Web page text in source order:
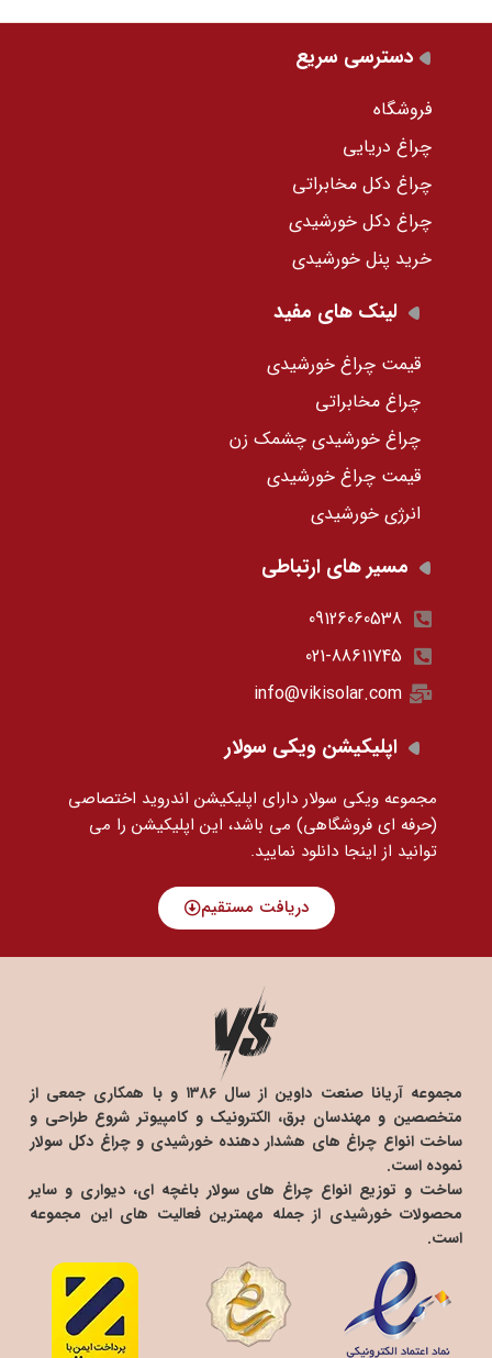
دسترسی سریع
فروشگاه
چراغ دریایی
چراغ دکل مخابراتی
چراغ دکل خورشیدی
خرید پنل خورشیدی
لینک های مفید
قیمت چراغ خورشیدی
چراغ مخابراتی
چراغ خورشیدی چشمک زن
قیمت چراغ خورشیدی
انرژی خورشیدی
مسیر های ارتباطی
09126060538
021-88611745
info@vikisolar.com
اپلیکیشن ویکی سولار
مجموعه ویکی سولار دارای اپلیکیشن اندروید اختصاصی
(حرفه ای فروشگاهی) می باشد، این اپلیکیشن را می
توانید از اینجا دانلود نمایید.
دریافت مستقیم
مجموعه آریانا صنعت داوین از سال ۱۳۸۶ و با همکاری جمعی از
متخصصین و مهندسان برق، الکترونیک و کامپیوتر شروع طراحی و
ساخت انواع چراغ های هشدار دهنده خورشیدی و چراغ دکل سولار
نموده است.
ساخت و توزیع انواع چراغ های سولار باغچه ای، دیواری و سایر
محصولات خورشیدی از جمله مهمترین فعالیت های این مجموعه
است.